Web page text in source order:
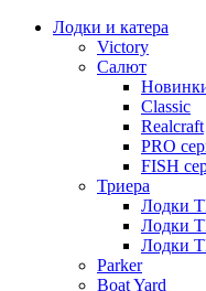
Лодки и катера
Victory
Салют
Classic
Realcraft
PRO
FISH
Триера
Лодки
Лодки
Лодки
Parker
Boat Yard